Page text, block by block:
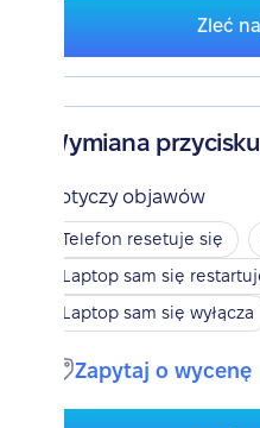
Zleć
Wymiana
Dotyczy objawów
Telefon resetuje się
Laptop sam się
Laptop sam się wyłącza
Zapytaj o wycenę